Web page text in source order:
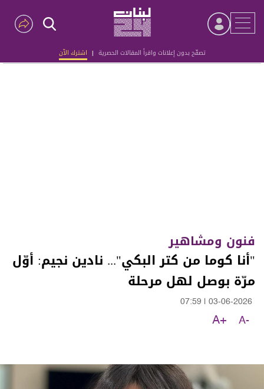
تصفّح بدون إعلانات واقرأ المقالات الحصرية | اشترك الآن
Advertisement
فنون ومشاهير
"أنا كوما من كتر البكي"... نادين نجيم: أوّل
مرّة بوصل لهل مرحلة
03-06-2026
07:59
A-
A+